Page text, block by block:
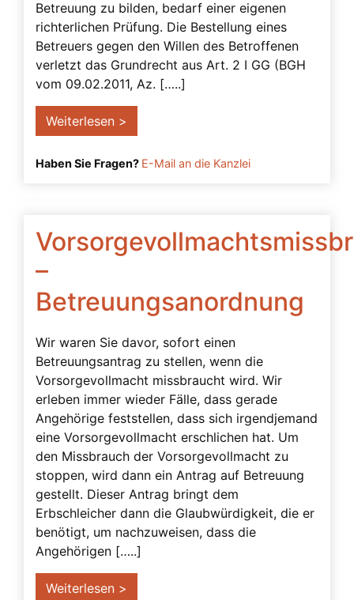
Betreuung zu bilden, bedarf einer eigenen
richterlichen Prüfung. Die Bestellung eines
Betreuers gegen den Willen des Betroffenen
verletzt das Grundrecht aus Art. 2 I GG (BGH
vom 09.02.2011, Az. […..]
Weiterlesen >
Haben Sie Fragen? E-Mail an die Kanzlei
–
Betreuungsanordnung
Wir waren Sie davor, sofort einen
Betreuungsantrag zu stellen, wenn die
Vorsorgevollmacht missbraucht wird. Wir
erleben immer wieder Fälle, dass gerade
Angehörige feststellen, dass sich irgendjemand
eine Vorsorgevollmacht erschlichen hat. Um
den Missbrauch der Vorsorgevollmacht zu
stoppen, wird dann ein Antrag auf Betreuung
gestellt. Dieser Antrag bringt dem
Erbschleicher dann die Glaubwürdigkeit, die er
benötigt, um nachzuweisen, dass die
Angehörigen […..]
Weiterlesen >
Schenkung
Solidarvollmacht
Strafbarkeit
Testierfähigkeit
Transmortale Vollmacht
Unternehmervorsorgevollmacht
Urteile
verhinderung
Verreisen mit Vorsorgevollmacht
Vollmachten – Beglaubigung abgelehnt
Vorrang der Vorsorgevollmacht
Vorsorgevollmacht – Anbieter prüfen
Vorsorgevollmacht – Ausland
Vorsorgevollmacht – dringend notwendig
Vorsorgevollmacht – Gesonderte
Bankvollmacht
Vorsorgevollmacht – Vergütungshöhe
Vorsorgevollmacht – Vergütungsvereinbarung